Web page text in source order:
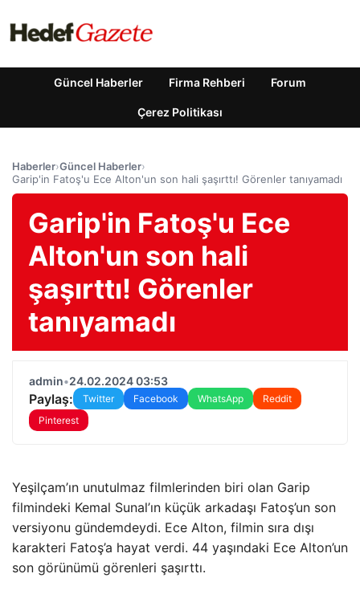
Güncel Haberler Firma Rehberi Forum
Çerez Politikası
Haberler›Güncel Haberler›
Garip'in Fatoş'u Ece Alton'un son hali şaşırttı! Görenler tanıyamadı
Garip'in Fatoş'u Ece
Alton'un son hali
şaşırttı! Görenler
tanıyamadı
admin•24.02.2024 03:53
Paylaş: Twitter Facebook WhatsApp
Reddit
Pinterest
Yeşilçam’ın unutulmaz filmlerinden biri olan Garip
filmindeki Kemal Sunal’ın küçük arkadaşı Fatoş’un son
versiyonu gündemdeydi. Ece Alton, filmin sıra dışı
karakteri Fatoş’a hayat verdi. 44 yaşındaki Ece Alton’un
son görünümü görenleri şaşırttı.